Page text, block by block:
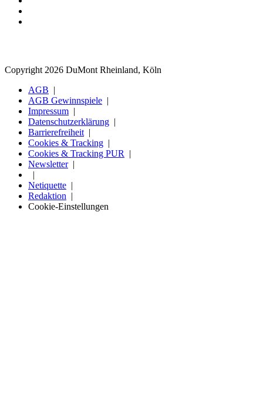
Copyright 2026 DuMont Rheinland, Köln
AGB
AGB Gewinnspiele
Impressum
Datenschutzerklärung
Barrierefreiheit
Cookies & Tracking
Cookies & Tracking PUR
Newsletter
Netiquette
Redaktion
Cookie-Einstellungen